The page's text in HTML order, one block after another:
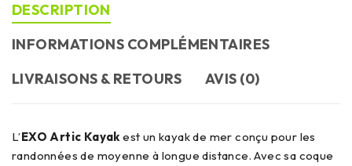
DESCRIPTION
INFORMATIONS COMPLÉMENTAIRES
LIVRAISONS & RETOURS
AVIS (0)
L’EXO Artic Kayakest un kayak de mer conçu pour les
randonnées de moyenne à longue distance. Avec sa coque